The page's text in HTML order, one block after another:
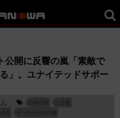
公開に反響の嵐「素敵で
」。ユナイテッドサポー